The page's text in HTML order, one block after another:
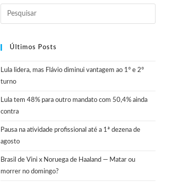
Últimos Posts
Lula lidera, mas Flávio diminui vantagem ao 1º e 2º
turno
Lula tem 48% para outro mandato com 50,4% ainda
contra
Pausa na atividade profissional até a 1ª dezena de
agosto
Brasil de Vini x Noruega de Haaland — Matar ou
morrer no domingo?